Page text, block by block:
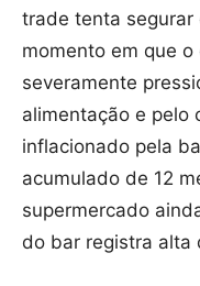
trade tenta segurar
momento em que
severamente
alimentação e pelo
inflacionado pela
acumulado de 12
supermercado
do bar registra alta